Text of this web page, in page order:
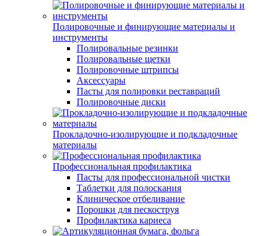
Полировочные и финирующие материалы и
инструменты
Полировальные резинки
Полировальные щетки
Полировочные штрипсы
Аксессуары
Пасты для полировки реставраций
Полировочные диски
Прокладочно-изолирующие и подкладочные
материалы
Профессиональная профилактика
Пасты для профессиональной чистки
Таблетки для полоскания
Клиническое отбеливание
Порошки для пескоструя
Профилактика кариеса